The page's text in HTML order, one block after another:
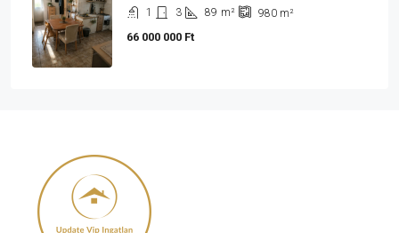
1 3 89 m² 980 m²
66 000 000 Ft